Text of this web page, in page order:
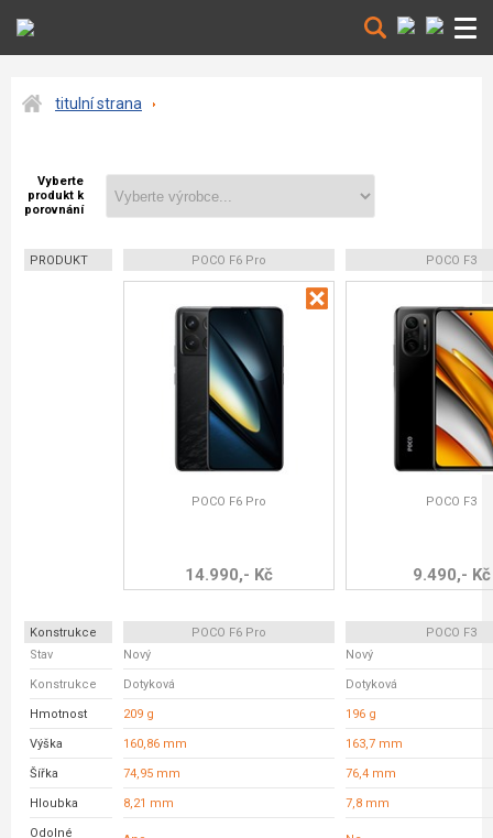
titulní strana
Vyberte
produkt k
porovnání
PRODUKT POCO F6 Pro POCO F3
POCO F6 Pro
14.990,- Kč
POCO F3
9.490,- Kč
Konstrukce POCO F6 Pro
POCO F3
Stav
Nový Nový
Konstrukce Dotyková Dotyková
Hmotnost 209 g 196 g
Výška 160,86 mm 163,7 mm
Šířka 74,95 mm 76,4 mm
Hloubka 8,21 mm 7,8 mm
Odolné